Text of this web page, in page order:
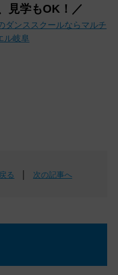
見学もOK！／
ダンススクールならマルチ
ル岐阜
る 次の記事へ